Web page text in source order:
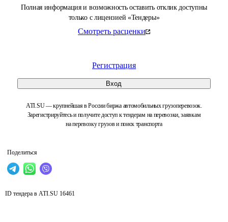
Полная информация и возможность оставить отклик доступны
только с лицензией «Тендеры»
Смотреть расценки
Регистрация
Вход
ATI.SU — крупнейшая в России биржа автомобильных грузоперевозок.
Зарегистрируйтесь и получите доступ к тендерам на перевозки, заявкам
на перевозку грузов и поиск транспорта
Поделиться
ID тендера в ATI.SU 16461